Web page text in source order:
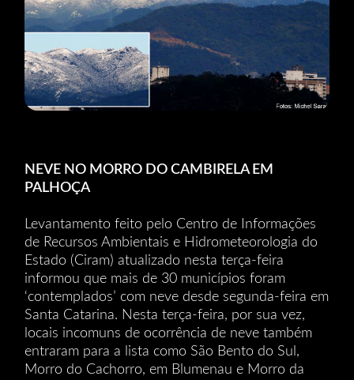
NEVE NO MORRO DO CAMBIRELA EM
PALHOÇA
Levantamento feito pelo Centro de Informações
de Recursos Ambientais e Hidrometeorologia do
Estado (Ciram) atualizado nesta terça-feira
informou que mais de 30 municípios foram
‘contemplados’ com neve desde segunda-feira em
Santa Catarina. Nesta terça-feira, por sua vez,
locais incomuns de ocorrência de neve também
entraram para a lista como São Bento do Sul,
Morro do Cachorro, em Blumenau e Morro da